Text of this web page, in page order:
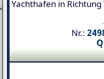
Yachthafen in
Nr.: